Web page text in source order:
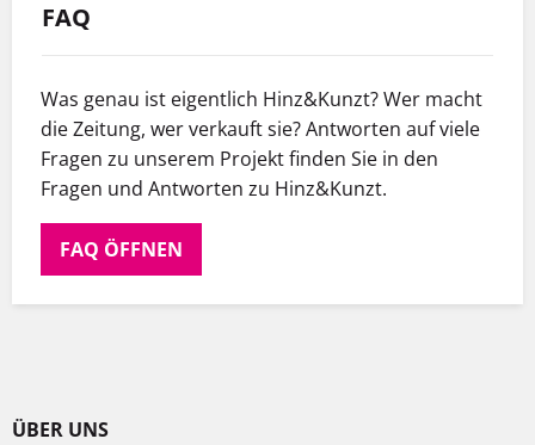
FAQ
Was genau ist eigentlich Hinz&Kunzt? Wer macht
die Zeitung, wer verkauft sie? Antworten auf viele
Fragen zu unserem Projekt finden Sie in den
Fragen und Antworten zu Hinz&Kunzt.
FAQ ÖFFNEN
ÜBER UNS